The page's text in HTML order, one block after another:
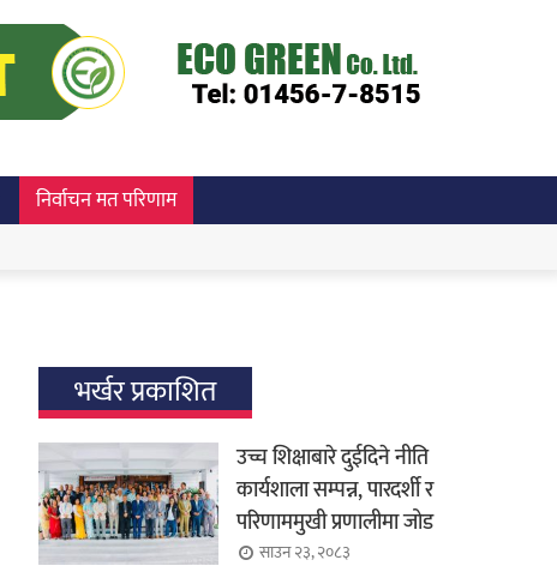
निर्वाचन मत परिणाम
भर्खर प्रकाशित
उच्च शिक्षाबारे दुईदिने नीति
कार्यशाला सम्पन्न, पारदर्शी र
परिणाममुखी प्रणालीमा जोड
साउन २३, २०८३